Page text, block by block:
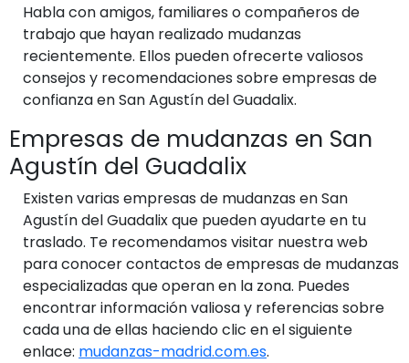
Habla con amigos, familiares o compañeros de
trabajo que hayan realizado mudanzas
recientemente. Ellos pueden ofrecerte valiosos
consejos y recomendaciones sobre empresas de
confianza en San Agustín del Guadalix.
Empresas de mudanzas en San
Agustín del Guadalix
Existen varias empresas de mudanzas en San
Agustín del Guadalix que pueden ayudarte en tu
traslado. Te recomendamos visitar nuestra web
para conocer contactos de empresas de mudanzas
especializadas que operan en la zona. Puedes
encontrar información valiosa y referencias sobre
cada una de ellas haciendo clic en el siguiente
enlace: mudanzas-madrid.com.es.